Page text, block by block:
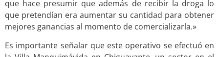
que hace presumir que además de recibir la droga lo
que pretendían era aumentar su cantidad para obtener
mejores ganancias al momento de comercializarla.»
Es importante señalar que este operativo se efectuó en